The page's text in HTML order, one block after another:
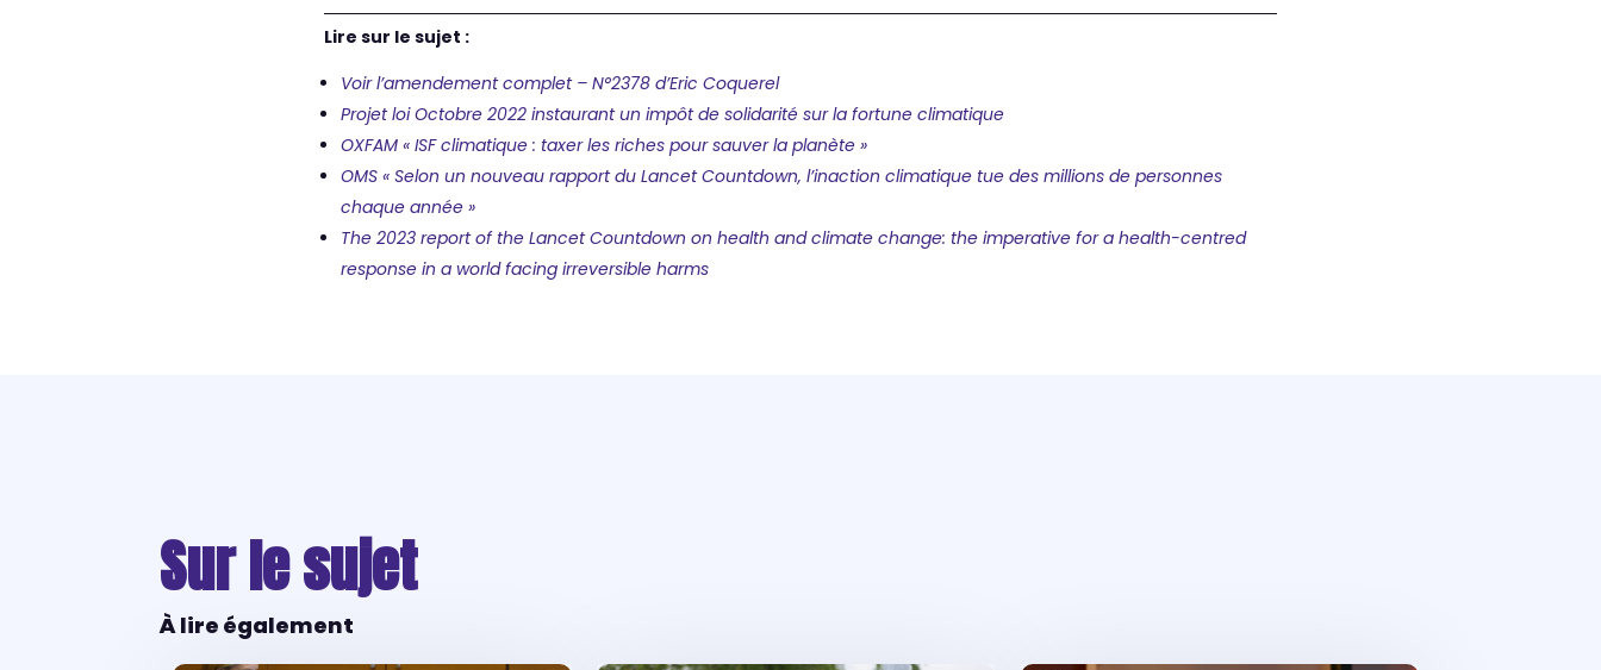
Lire sur le sujet :
Voir l’amendement complet – N°2378 d’Eric Coquerel
Projet loi Octobre 2022 instaurant un impôt de solidarité sur la fortune climatique
OXFAM « ISF climatique : taxer les riches pour sauver la planète »
OMS « Selon un nouveau rapport du Lancet Countdown, l’inaction climatique tue des millions de personnes
chaque année »
The 2023 report of the LancetCountdown on health and climate change: the imperative for a health-centred
response in a world facing irreversible harms
Sur le sujet
À lire également